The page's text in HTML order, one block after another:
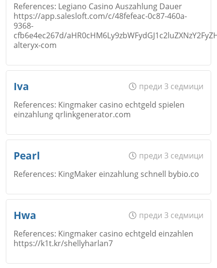
References: Legiano Casino Auszahlung Dauer
https://app.salesloft.com/c/48fefeac-0c87-460a-
9368-
cfb6e4ec267d/
alteryx-com
Email
Iva
преди 3 седмици
References: Kingmaker casino echtgeld spielen
einzahlung qrlinkgenerator.com
Email
Pearl
преди 3 седмици
References: KingMaker einzahlung schnell bybio.co
Email
Hwa
преди 3 седмици
References: Kingmaker casino echtgeld einzahlen
https://k1t.kr/shellyharlan7